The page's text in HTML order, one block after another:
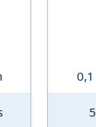
0,1
5